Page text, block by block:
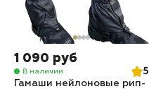
1 090 руб
В наличии
5
Гамаши нейлоновые рип-